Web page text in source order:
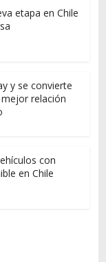
etapa en Chile
y se convierte
relación
con
en Chile